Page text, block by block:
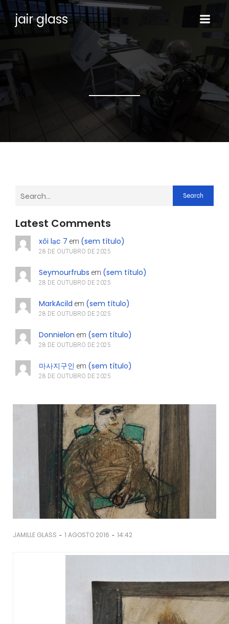
jair glass
Search
Latest Comments
xôi lạc 7 em (sem título)
28 DE OUTUBRO DE 2025
Seymourfrubs em (sem título)
28 DE OUTUBRO DE 2025
MarkAcild em (sem título)
28 DE OUTUBRO DE 2025
Donnielon em (sem título)
28 DE OUTUBRO DE 2025
마사지구인 em (sem título)
28 DE OUTUBRO DE 2025
JAMILLE GLASS - 1 AGOSTO 2016 - 14:42